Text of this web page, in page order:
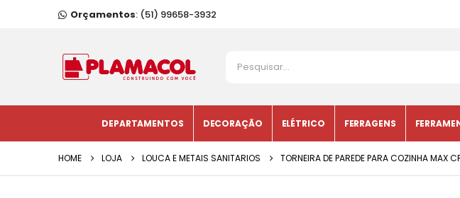
Orçamentos: (51) 99658-3932
DEPARTAMENTOS DECORAÇÃO ELÉTRICO FERRAGENS
HOME LOJA LOUCA E METAIS SANITARIOS TORNEIRA DE PAREDE PARA COZINHA MAX